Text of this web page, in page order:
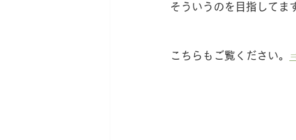
そういうのを目指してま
こちらもご覧ください。